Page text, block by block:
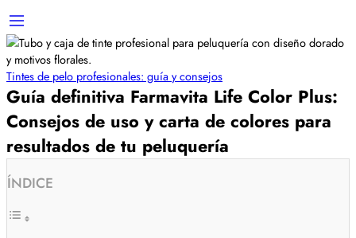
Tintes de pelo profesionales: guía y consejos
Guía definitiva Farmavita Life Color Plus:
Consejos de uso y carta de colores para
resultados de tu peluquería
ÍNDICE